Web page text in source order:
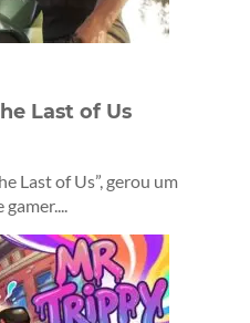
Last of Us
Last of Us”, gerou um